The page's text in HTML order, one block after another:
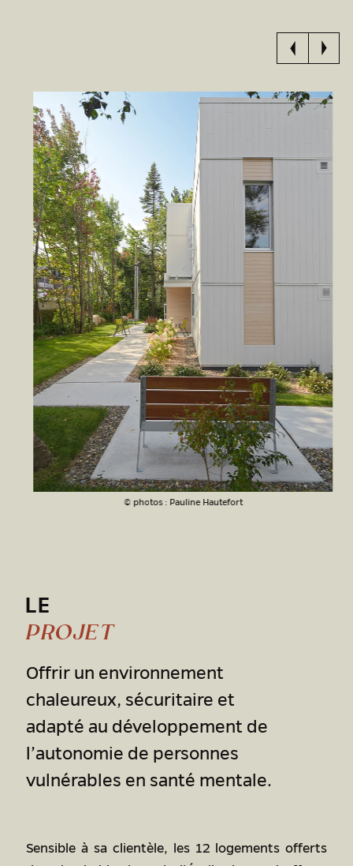
© photos : Pauline Hautefort
LE
PROJET
Offrir un environnement
chaleureux, sécuritaire et
adapté au développement de
l’autonomie de personnes
vulnérables en santé mentale.
Sensible à sa clientèle, les 12 logements offerts